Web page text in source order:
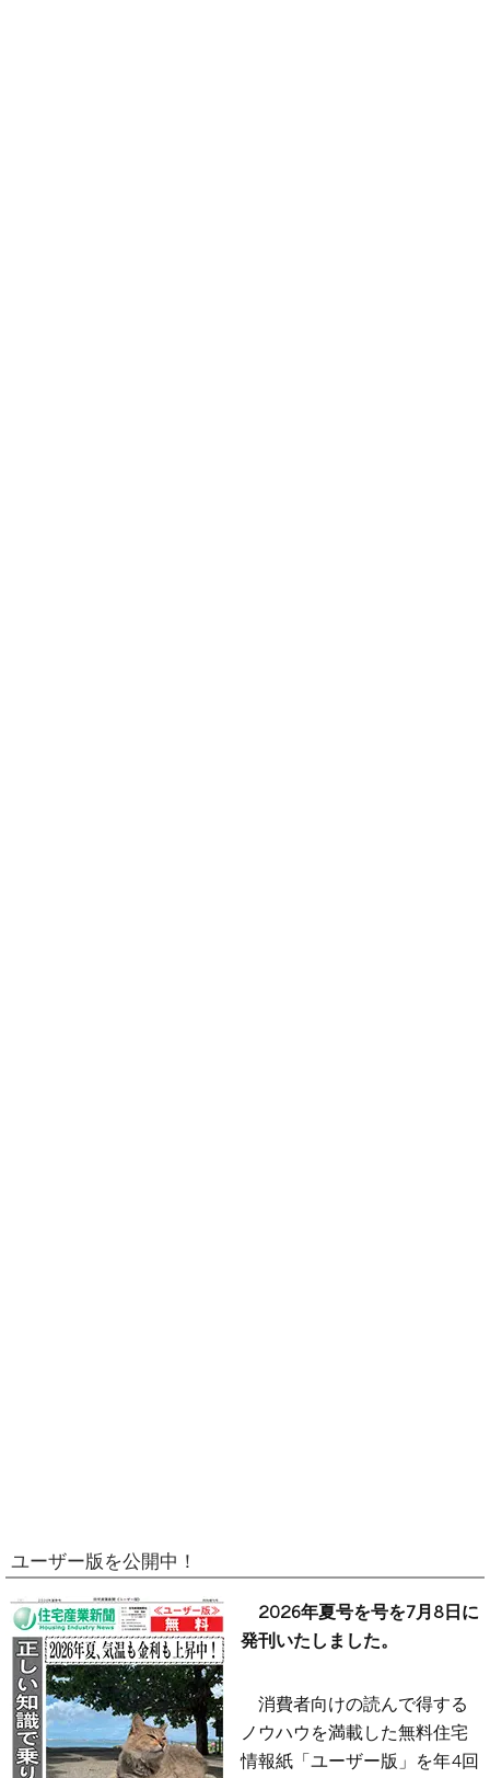
ユーザー版を公開中！
2026年夏号を号を7月8日に
発刊いたしました。
消費者向けの読んで得する
ノウハウを満載した無料住宅
情報紙「ユーザー版」を年4回